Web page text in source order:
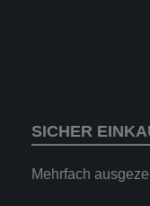
SICHER
Mehrfach